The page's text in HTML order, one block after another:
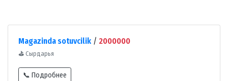
Magazinda sotuvcilik / 2000000
⛳ Сырдарья
📞 Подробнее